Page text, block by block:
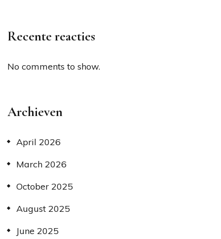
Recente reacties
No comments to show.
Archieven
April 2026
March 2026
October 2025
August 2025
June 2025